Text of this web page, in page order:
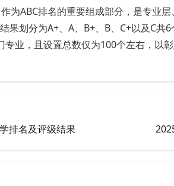
为ABC排名的重要组成部分，是专业
果划分为A+、A、B+、B、C+以及C共
业，且设置总数仅为100个左右，以彰
排名及评级结果